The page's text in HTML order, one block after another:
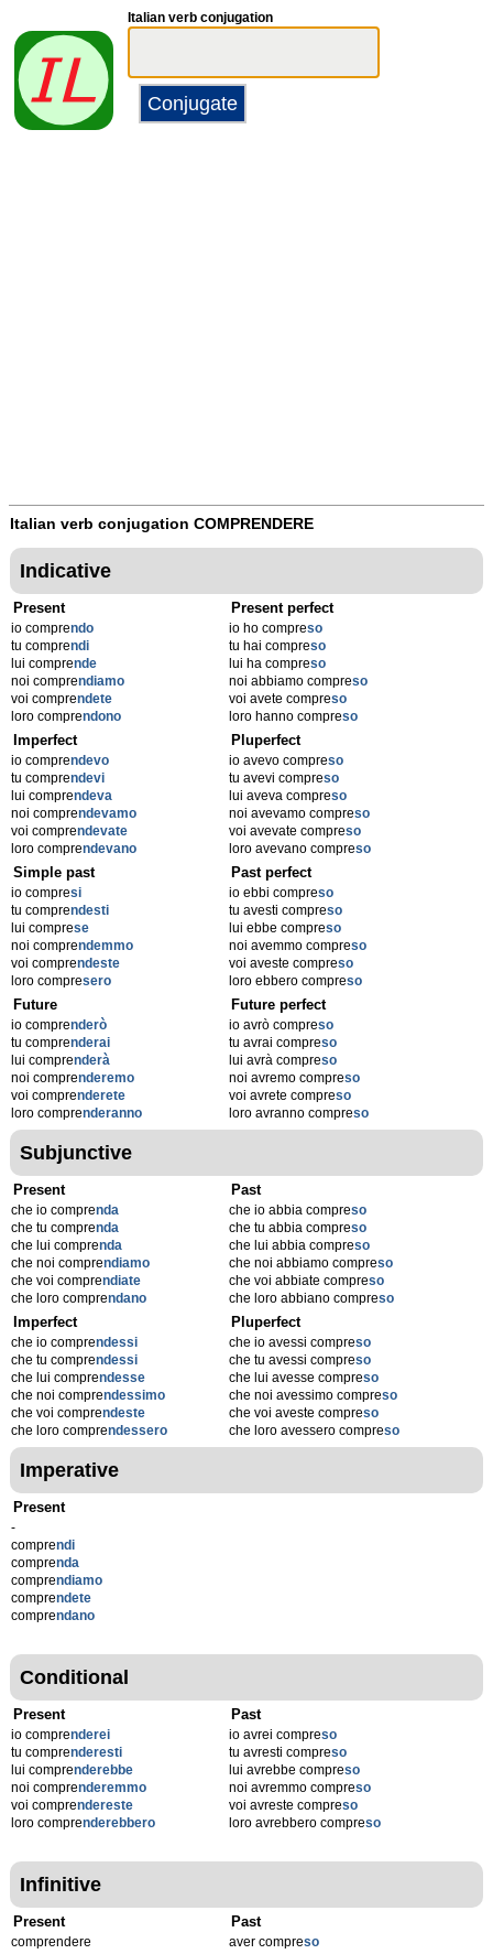
Italian verb conjugation
Italian verb conjugation COMPRENDERE
Indicative
Present
io comprendo
tu comprendi
lui comprende
noi comprendiamo
voi comprendete
loro comprendono
Present perfect
io ho compreso
tu hai compreso
lui ha compreso
noi abbiamo compreso
voi avete compreso
loro hanno compreso
Imperfect
io comprendevo
tu comprendevi
lui comprendeva
noi comprendevamo
voi comprendevate
loro comprendevano
Pluperfect
io avevo compreso
tu avevi compreso
lui aveva compreso
noi avevamo compreso
voi avevate compreso
loro avevano compreso
Simple past
io compresi
tu comprendesti
lui comprese
noi comprendemmo
voi comprendeste
loro compresero
Past perfect
io ebbi compreso
tu avesti compreso
lui ebbe compreso
noi avemmo compreso
voi aveste compreso
loro ebbero compreso
Future
io comprenderò
tu comprenderai
lui comprenderà
noi comprenderemo
voi comprenderete
loro comprenderanno
Future perfect
io avrò compreso
tu avrai compreso
lui avrà compreso
noi avremo compreso
voi avrete compreso
loro avranno compreso
Subjunctive
Present
che io comprenda
che tu comprenda
che lui comprenda
che noi comprendiamo
che voi comprendiate
che loro comprendano
Past
che io abbia compreso
che tu abbia compreso
che lui abbia compreso
che noi abbiamo compreso
che voi abbiate compreso
che loro abbiano compreso
Imperfect
che io comprendessi
che tu comprendessi
che lui comprendesse
che noi comprendessimo
che voi comprendeste
che loro comprendessero
Pluperfect
che io avessi compreso
che tu avessi compreso
che lui avesse compreso
che noi avessimo compreso
che voi aveste compreso
che loro avessero compreso
Imperative
Present
-
comprendi
comprenda
comprendiamo
comprendete
comprendano
Conditional
Present
io comprenderei
tu comprenderesti
lui comprenderebbe
noi comprenderemmo
voi comprendereste
loro comprenderebbero
Past
io avrei compreso
tu avresti compreso
lui avrebbe compreso
noi avremmo compreso
voi avreste compreso
loro avrebbero compreso
Infinitive
Present
comprendere
Past
aver compreso